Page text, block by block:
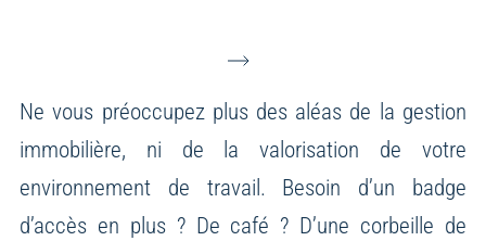
Ne vous préoccupez plus des aléas de la gestion
immobilière, ni de la valorisation de votre
environnement de travail. Besoin d’un badge
d’accès en plus ? De café ? D’une corbeille de